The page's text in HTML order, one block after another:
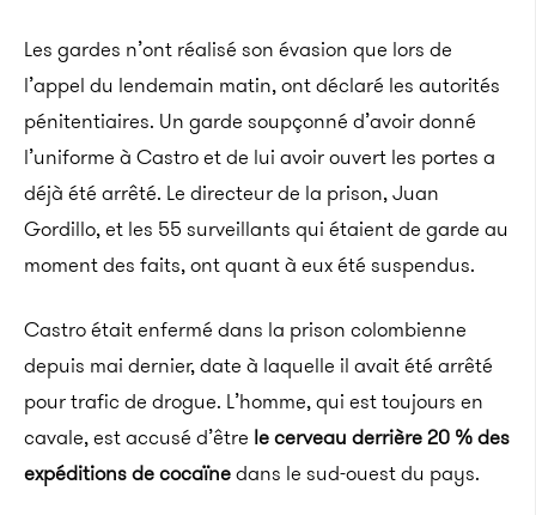
Les gardes n’ont réalisé son évasion que lors de
l’appel du lendemain matin, ont déclaré les autorités
pénitentiaires. Un garde soupçonné d’avoir donné
l’uniforme à Castro et de lui avoir ouvert les portes a
déjà été arrêté. Le directeur de la prison, Juan
Gordillo, et les 55 surveillants qui étaient de garde au
moment des faits, ont quant à eux été suspendus.
Castro était enfermé dans la prison colombienne
depuis mai dernier, date à laquelle il avait été arrêté
pour trafic de drogue. L’homme, qui est toujours en
cavale, est accusé d’être le cerveau derrière 20 % des
expéditions de cocaïnedans le sud-ouest du pays.